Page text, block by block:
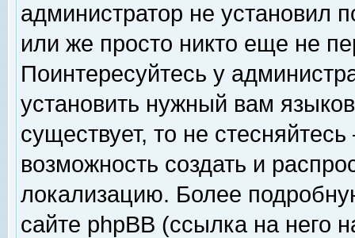
администратор не установил
или же просто никто еще не
Поинтересуйтесь у
установить нужный вам
существует, то не
возможность создать и
локализацию. Более
сайте phpBB (ссылка на него